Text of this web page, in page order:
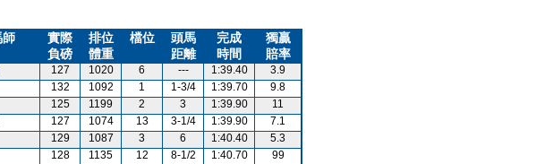
師
實際
負磅
排位
體重
檔位
頭馬
距離
完成
時間
獨贏
賠率
127 1020 6 --- 1:39.40
3.9
132 1092 1 1-3/4 1:39.70
9.8
125 1199 2 3 1:39.90
11
127 1074 13 3-1/4 1:39.90
7.1
129 1087 3 6 1:40.40
5.3
128 1135 12 8-1/2 1:40.70
99